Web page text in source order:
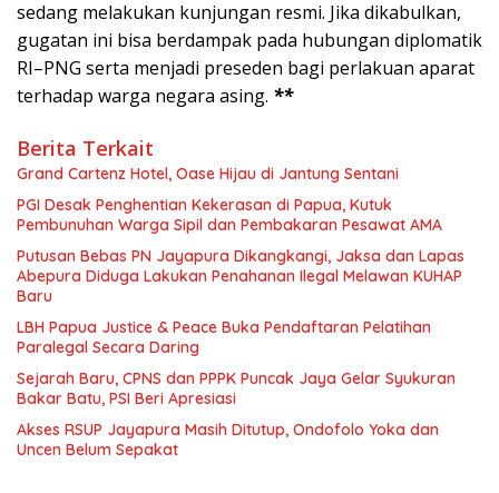
sedang melakukan kunjungan resmi. Jika dikabulkan,
gugatan ini bisa berdampak pada hubungan diplomatik
RI–PNG serta menjadi preseden bagi perlakuan aparat
terhadap warga negara asing. **
Berita Terkait
Grand Cartenz Hotel, Oase Hijau di Jantung Sentani
PGI Desak Penghentian Kekerasan di Papua, Kutuk
Pembunuhan Warga Sipil dan Pembakaran Pesawat AMA
Putusan Bebas PN Jayapura Dikangkangi, Jaksa dan Lapas
Abepura Diduga Lakukan Penahanan Ilegal Melawan KUHAP
Baru
LBH Papua Justice & Peace Buka Pendaftaran Pelatihan
Paralegal Secara Daring
Sejarah Baru, CPNS dan PPPK Puncak Jaya Gelar Syukuran
Bakar Batu, PSI Beri Apresiasi
Akses RSUP Jayapura Masih Ditutup, Ondofolo Yoka dan
Uncen Belum Sepakat